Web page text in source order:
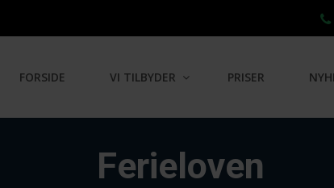
FORSIDE VI TILBYDER PRISER
Ferieloven